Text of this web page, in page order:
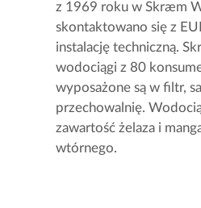
z 1969 roku w Skræm
skontaktowano się z
instalację techniczną.
wodociągi z 80
wyposażone są w filtr,
przechowalnię.
zawartość żelaza i
wtórnego.